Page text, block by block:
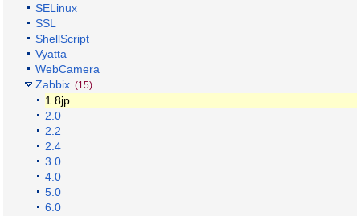
SELinux
SSL
ShellScript
Vyatta
WebCamera
Zabbix (15)
1.8jp
2.0
2.2
2.4
3.0
4.0
5.0
6.0